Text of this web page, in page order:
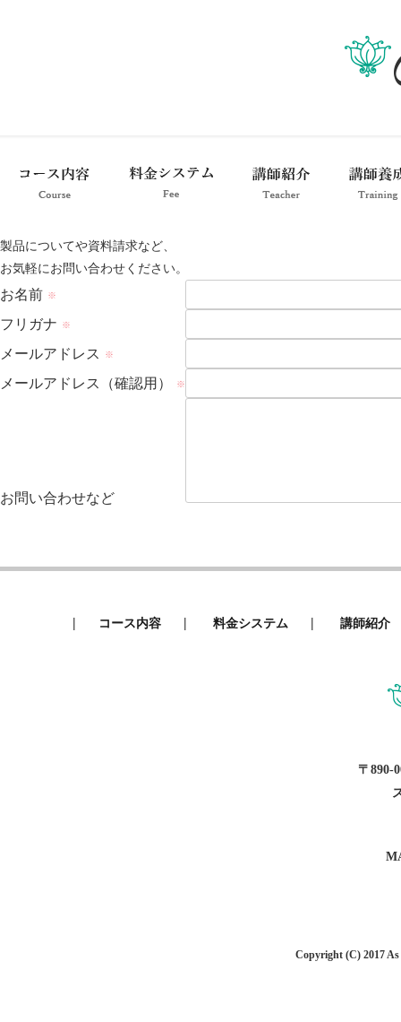
製品についてや資料請求など、
お気軽にお問い合わせください。
お名前
フリガナ
メールアドレス
メールアドレス（確認用）
お問い合わせなど
| コース内容 | 料金システム | 講師紹介
〒890-
Copyright (C) 2017